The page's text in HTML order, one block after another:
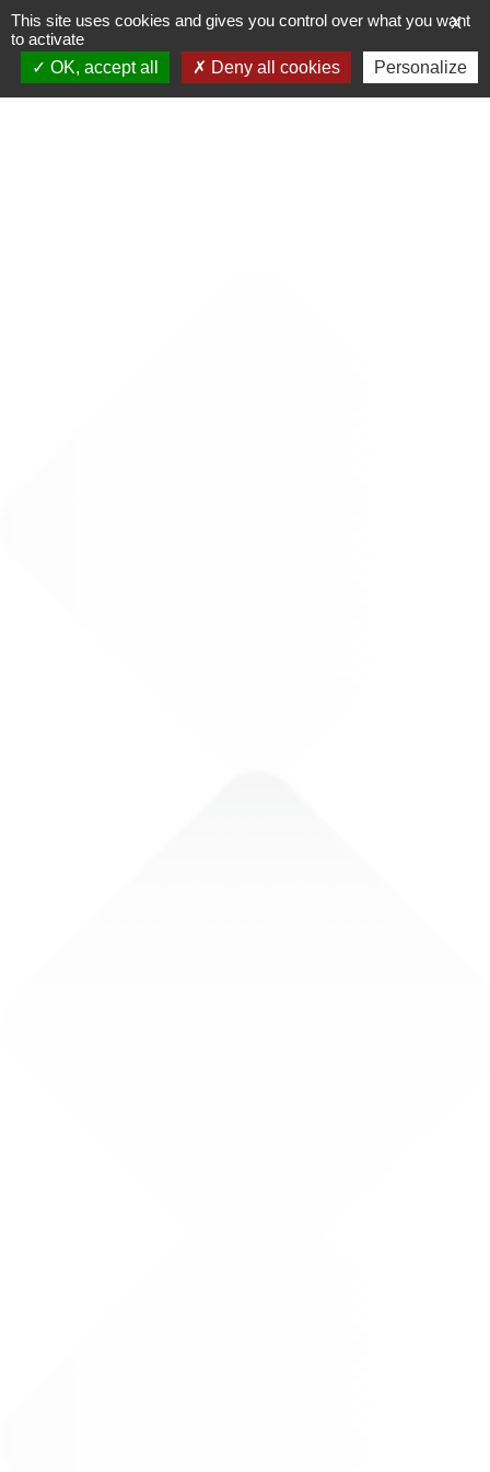
Skip
to
content
X
This site uses cookies and gives you control over what you want
to activate
OK, accept all
Deny all cookies Personalize